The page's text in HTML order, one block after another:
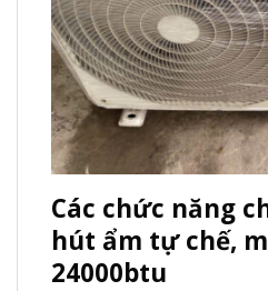
Các chức năng
hút ẩm tự chế,
24000btu